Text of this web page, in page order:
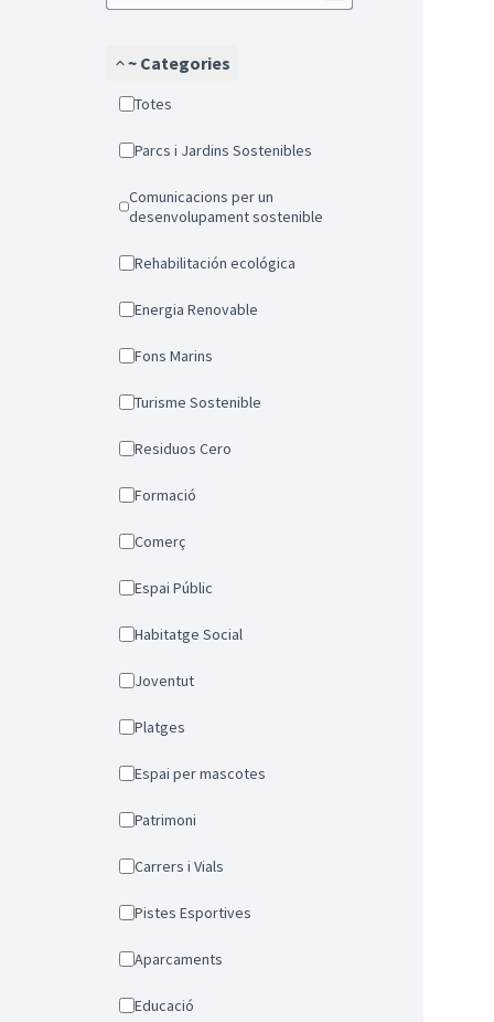
~ Categories
Totes
Parcs i Jardins Sostenibles
Comunicacions per un
desenvolupament sostenible
Rehabilitación ecológica
Energia Renovable
Fons Marins
Turisme Sostenible
Residuos Cero
Formació
Comerç
Espai Públic
Habitatge Social
Joventut
Platges
Espai per mascotes
Patrimoni
Carrers i Vials
Pistes Esportives
Aparcaments
Educació